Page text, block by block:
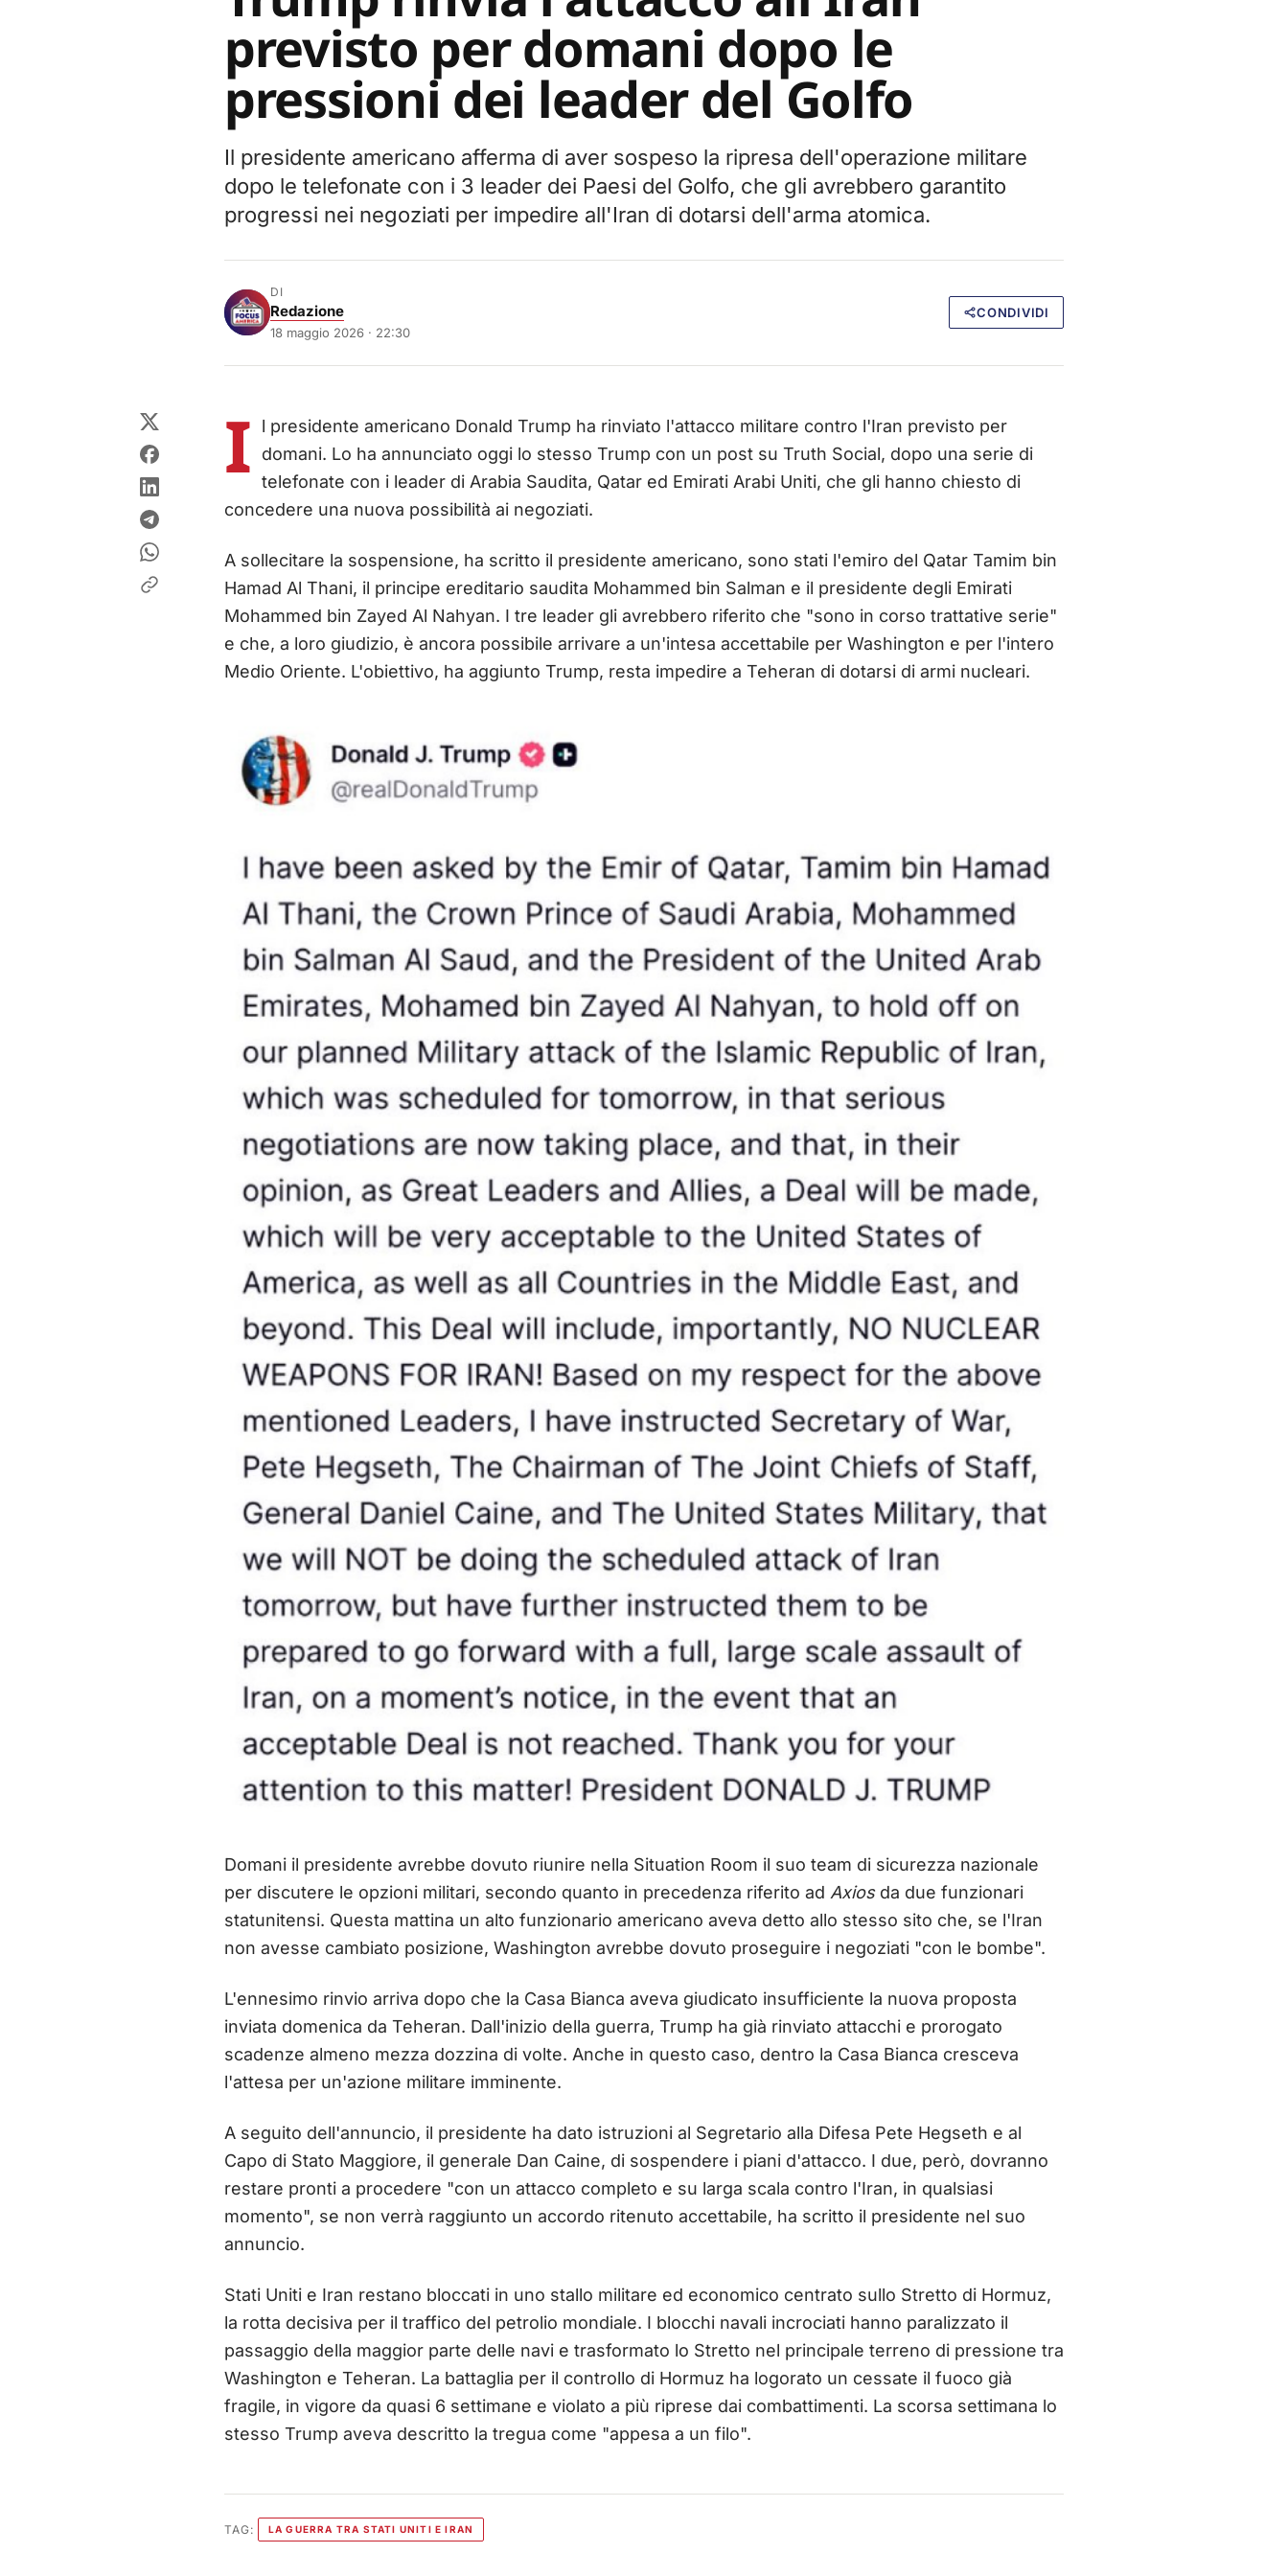
previsto per domani dopo le
pressioni dei leader del Golfo
Il presidente americano afferma di aver sospeso la ripresa dell'operazione militare
dopo le telefonate con i 3 leader dei Paesi del Golfo, che gli avrebbero garantito
progressi nei negoziati per impedire all'Iran di dotarsi dell'arma atomica.
DI
Redazione
18 maggio 2026 · 22:30
CONDIVIDI
I
l presidente americano Donald Trump ha rinviato l'attacco militare contro l'Iran previsto per
domani. Lo ha annunciato oggi lo stesso Trump con un post su Truth Social, dopo una serie di
telefonate con i leader di Arabia Saudita, Qatar ed Emirati Arabi Uniti, che gli hanno chiesto di
concedere una nuova possibilità ai negoziati.
A sollecitare la sospensione, ha scritto il presidente americano, sono stati l'emiro del Qatar Tamim bin
Hamad Al Thani, il principe ereditario saudita Mohammed bin Salman e il presidente degli Emirati
Mohammed bin Zayed Al Nahyan. I tre leader gli avrebbero riferito che "sono in corso trattative serie"
e che, a loro giudizio, è ancora possibile arrivare a un'intesa accettabile per Washington e per l'intero
Medio Oriente. L'obiettivo, ha aggiunto Trump, resta impedire a Teheran di dotarsi di armi nucleari.
Domani il presidente avrebbe dovuto riunire nella Situation Room il suo team di sicurezza nazionale
per discutere le opzioni militari, secondo quanto in precedenza riferito ad Axios da due funzionari
statunitensi. Questa mattina un alto funzionario americano aveva detto allo stesso sito che, se l'Iran
non avesse cambiato posizione, Washington avrebbe dovuto proseguire i negoziati "con le bombe".
L'ennesimo rinvio arriva dopo che la Casa Bianca aveva giudicato insufficiente la nuova proposta
inviata domenica da Teheran. Dall'inizio della guerra, Trump ha già rinviato attacchi e prorogato
scadenze almeno mezza dozzina di volte. Anche in questo caso, dentro la Casa Bianca cresceva
l'attesa per un'azione militare imminente.
A seguito dell'annuncio, il presidente ha dato istruzioni al Segretario alla Difesa Pete Hegseth e al
Capo di Stato Maggiore, il generale Dan Caine, di sospendere i piani d'attacco. I due, però, dovranno
restare pronti a procedere "con un attacco completo e su larga scala contro l'Iran, in qualsiasi
momento", se non verrà raggiunto un accordo ritenuto accettabile, ha scritto il presidente nel suo
annuncio.
Stati Uniti e Iran restano bloccati in uno stallo militare ed economico centrato sullo Stretto di Hormuz,
la rotta decisiva per il traffico del petrolio mondiale. I blocchi navali incrociati hanno paralizzato il
passaggio della maggior parte delle navi e trasformato lo Stretto nel principale terreno di pressione tra
Washington e Teheran. La battaglia per il controllo di Hormuz ha logorato un cessate il fuoco già
fragile, in vigore da quasi 6 settimane e violato a più riprese dai combattimenti. La scorsa settimana lo
stesso Trump aveva descritto la tregua come "appesa a un filo".
TAG: LA GUERRA TRA STATI UNITI E IRAN